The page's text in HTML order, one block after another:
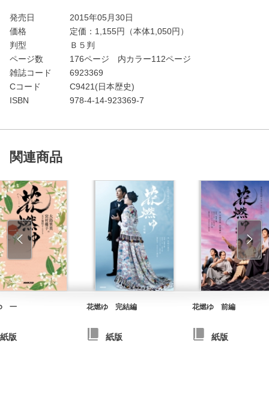
発売日
2015年05月30日
価格
定価： 1,155円（本体1,050円）
判型
Ｂ５判
ページ数
176ページ 内カラー112ページ
雑誌コード
6923369
Cコード
C9421(日本歴史)
ISBN
978-4-14-923369-7
関連商品
一
紙版
花燃ゆ 完結編
紙版
花燃ゆ 前編
紙版